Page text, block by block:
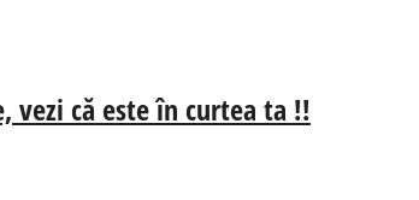
vezi că este în curtea ta !!